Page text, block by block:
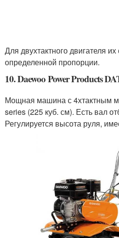
Для двухтактного двигателя
определенной пропорции.
10. Daewoo Power Products
Мощная машина с 4хтактным
series (225 куб. см). Есть вал
Регулируется высота руля,